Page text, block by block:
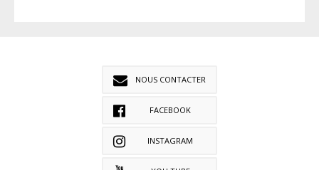
NOUS CONTACTER
FACEBOOK
INSTAGRAM